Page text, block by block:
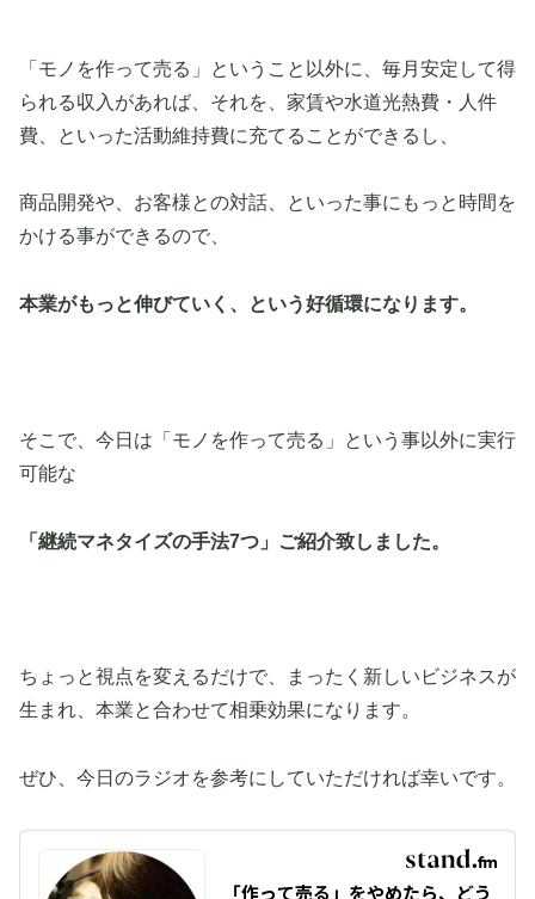
「モノを作って売る」ということ以外に、毎月安定して得
られる収入があれば、それを、家賃や水道光熱費・人件
費、といった活動維持費に充てることができるし、
商品開発や、お客様との対話、といった事にもっと時間を
かける事ができるので、
本業がもっと伸びていく、という好循環になります。
そこで、今日は「モノを作って売る」という事以外に実行
可能な
「継続マネタイズの手法7つ」ご紹介致しました。
ちょっと視点を変えるだけで、まったく新しいビジネスが
生まれ、本業と合わせて相乗効果になります。
ぜひ、今日のラジオを参考にしていただければ幸いです。